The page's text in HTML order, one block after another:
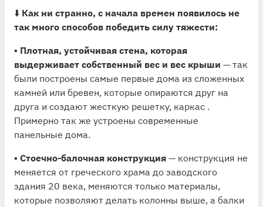
⬇️ Как ни странно, с начала времен появилось не
так много способов победить силу тяжести:
▪️ Плотная, устойчивая стена, которая
выдерживает собственный вес и вес крыши — так
были построены самые первые дома из сложенных
камней или бревен, которые опираются друг на
друга и создают жесткую решетку, каркас .
Примерно так же устроены современные
панельные дома.
▪️ Стоечно-балочная конструкция — конструкция не
меняется от греческого храма до заводского
здания 20 века, меняются только материалы,
которые позволяют делать колонны выше, а балки